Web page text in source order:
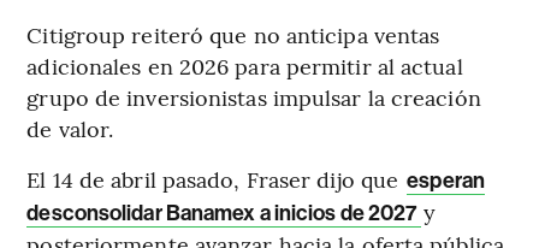
Citigroup reiteró que no anticipa ventas
adicionales en 2026 para permitir al actual
grupo de inversionistas impulsar la creación
de valor.
El 14 de abril pasado, Fraser dijo que esperan
desconsolidar Banamex a inicios de 2027 y